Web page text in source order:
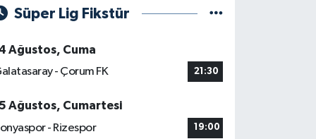
Süper Lig Fikstür
Ağustos, Cuma
- Çorum FK
21:30
Ağustos, Cumartesi
- Rizespor
19:00